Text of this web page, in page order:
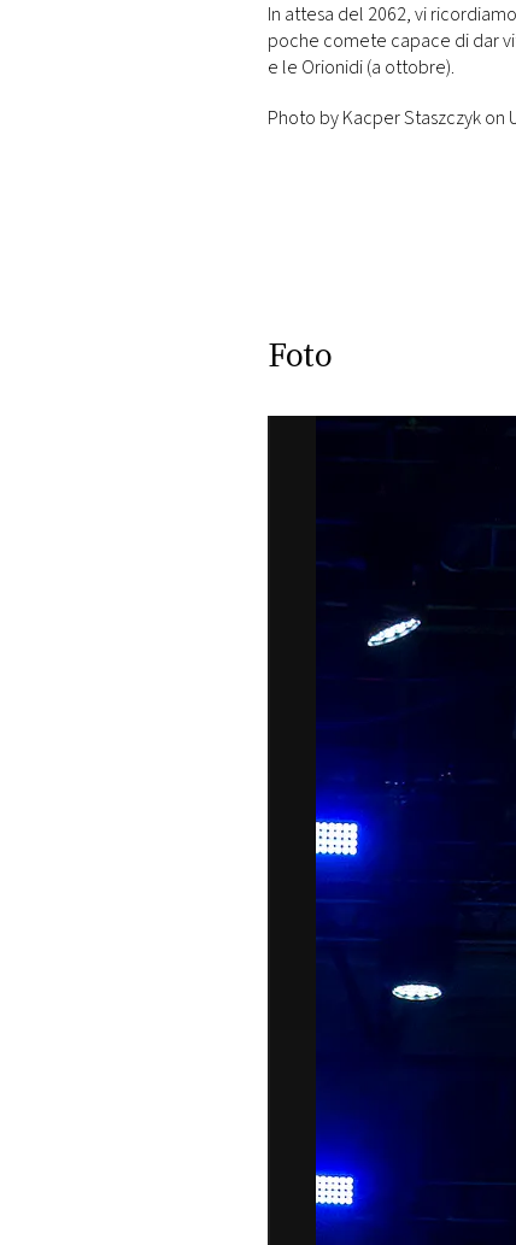
In attesa del 2062, vi
poche comete capace di dar
e le Orionidi (a ottobre).
Photo by Kacper Staszczyk on
Foto